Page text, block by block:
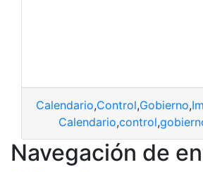
Calendario,Control,Gobierno,
Calendario,control,
Navegación de